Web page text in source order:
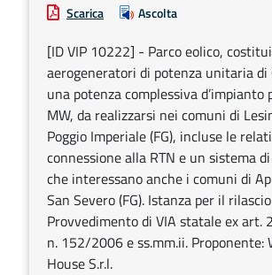
Scarica Ascolta
[ID VIP 10222] - Parco eolico,
aerogeneratori di potenza unitaria di
una potenza complessiva d’impianto
MW, da realizzarsi nei comuni di
Poggio Imperiale (FG), incluse le
connessione alla RTN e un sistema
che interessano anche i comuni di
San Severo (FG). Istanza per il
Provvedimento di VIA statale ex art.
n. 152/2006 e ss.mm.ii. Proponente:
House S.r.l.